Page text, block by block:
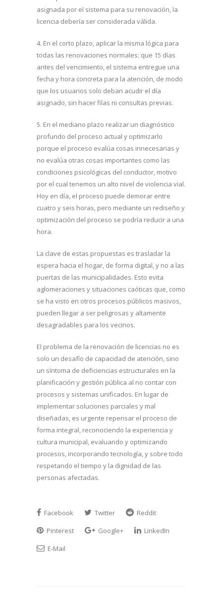
asignada por el sistema para su renovación, la
licencia debería ser considerada válida.
4. En el corto plazo, aplicar la misma lógica para
todas las renovaciones normales: que 15 días
antes del vencimiento, el sistema entregue una
fecha y hora concreta para la atención, de modo
que los usuarios solo deban acudir el día
asignado, sin hacer filas ni consultas previas.
5. En el mediano plazo realizar un diagnóstico
profundo del proceso actual y optimizarlo
porque el proceso evalúa cosas innecesarias y
no evalúa otras cosas importantes como las
condiciones psicológicas del conductor, motivo
por el cual tenemos un alto nivel de violencia vial.
Hoy en día, el proceso puede demorar entre
cuatro y seis horas, pero mediante un rediseño y
optimización del proceso se podría reducir a una
hora.
La clave de estas propuestas es trasladar la
espera hacia el hogar, de forma digital, y no a las
puertas de las municipalidades. Esto evita
aglomeraciones y situaciones caóticas que, como
se ha visto en otros procesos públicos masivos,
pueden llegar a ser peligrosas y altamente
desagradables para los vecinos.
El problema de la renovación de licencias no es
solo un desafío de capacidad de atención, sino
un síntoma de deficiencias estructurales en la
planificación y gestión pública al no contar con
procesos y sistemas unificados. En lugar de
implementar soluciones parciales y mal
diseñadas, es urgente repensar el proceso de
forma integral, reconociendo la experiencia y
cultura municipal, evaluando y optimizando
procesos, incorporando tecnología, y sobre todo
respetando el tiempo y la dignidad de las
personas afectadas.
Facebook Twitter
Reddit
Pinterest
Google+
LinkedIn
E-Mail